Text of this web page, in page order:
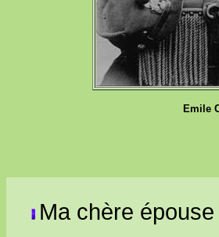
Emile
Ma chère épouse